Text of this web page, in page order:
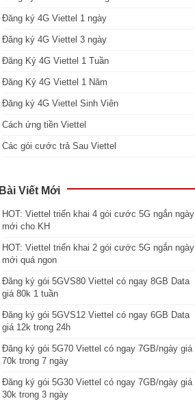
Đăng ký 4G Viettel 1 ngày
Đăng ký 4G Viettel 3 ngày
Đăng Ký 4G Viettel 1 Tuần
Đăng Ký 4G Viettel 1 Năm
Đăng ký 4G Viettel Sinh Viên
Cách ứng tiền Viettel
Các gói cước trả Sau Viettel
Bài Viết Mới
HOT: Viettel triển khai 4 gói cước 5G ngắn ngày
mới cho KH
HOT: Viettel triển khai 2 gói cước 5G ngắn ngày
mới quá ngon
Đăng ký gói 5GVS80 Viettel có ngay 8GB Data
giá 80k 1 tuần
Đăng ký gói 5GVS12 Viettel có ngay 6GB Data
giá 12k trong 24h
Đăng ký gói 5G70 Viettel có ngay 7GB/ngày giá
70k trong 7 ngày
Đăng ký gói 5G30 Viettel có ngay 7GB/ngày giá
30k trong 3 ngày